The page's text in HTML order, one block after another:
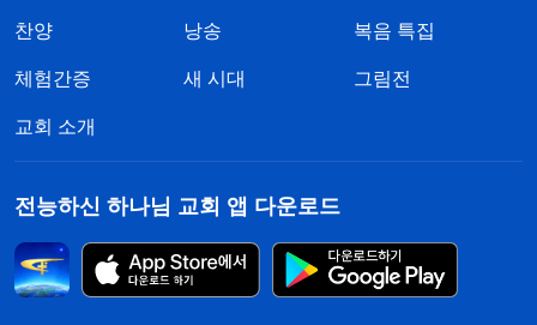
찬양 낭송 복음 특집
체험간증 새 시대 그림전
교회 소개
전능하신 하나님 교회 앱 다운로드